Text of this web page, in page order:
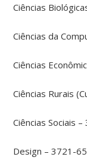
Ciências
Ciências da
Ciências
Ciências Rurais
Ciências Sociais
Design – 3721-